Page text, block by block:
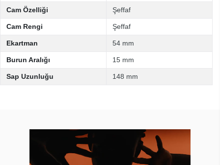
Cam Özelliği Şeffaf
Cam Rengi Şeffaf
Ekartman 54 mm
Burun Aralığı 15 mm
Sap Uzunluğu 148 mm